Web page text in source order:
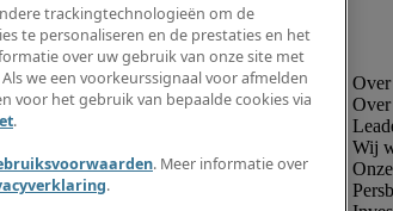
nieuwe inzichten
Wij
trackingtechnologieën om de
te personaliseren en de prestaties en het
over uw gebruik van onze site met
we een voorkeurssignaal voor afmelden
voor het gebruik van bepaalde cookies via
.
. Meer informatie over
.